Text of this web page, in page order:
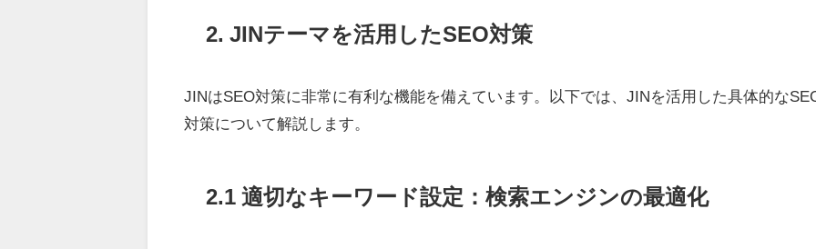
2. JINテーマを活用したSEO対策
JINはSEO対策に非常に有利な機能を備えています。以下では、JINを活用した具体的な
対策について解説します。
2.1 適切なキーワード設定：検索エンジンの最適化